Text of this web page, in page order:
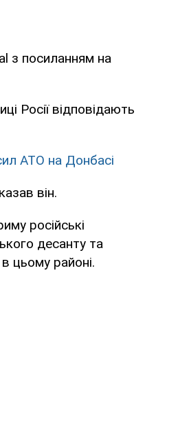
з посиланням на
Росії відповідають
АТО на Донбасі
він.
російські
десанту та
цьому районі.